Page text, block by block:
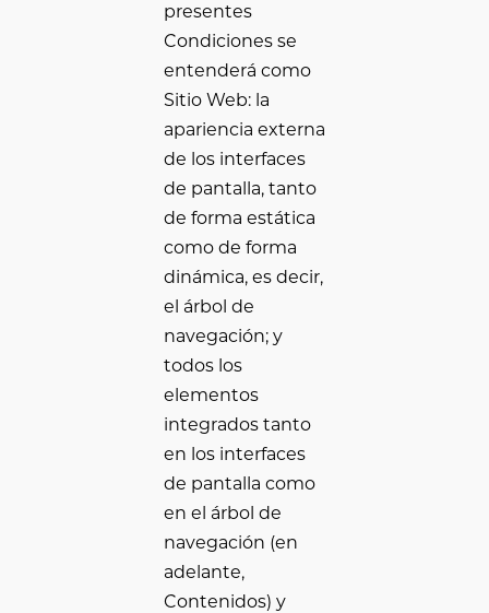
presentes
Condiciones se
entenderá como
Sitio Web: la
apariencia externa
de los interfaces
de pantalla, tanto
de forma estática
como de forma
dinámica, es decir,
el árbol de
navegación; y
todos los
elementos
integrados tanto
en los interfaces
de pantalla como
en el árbol de
navegación (en
adelante,
Contenidos) y